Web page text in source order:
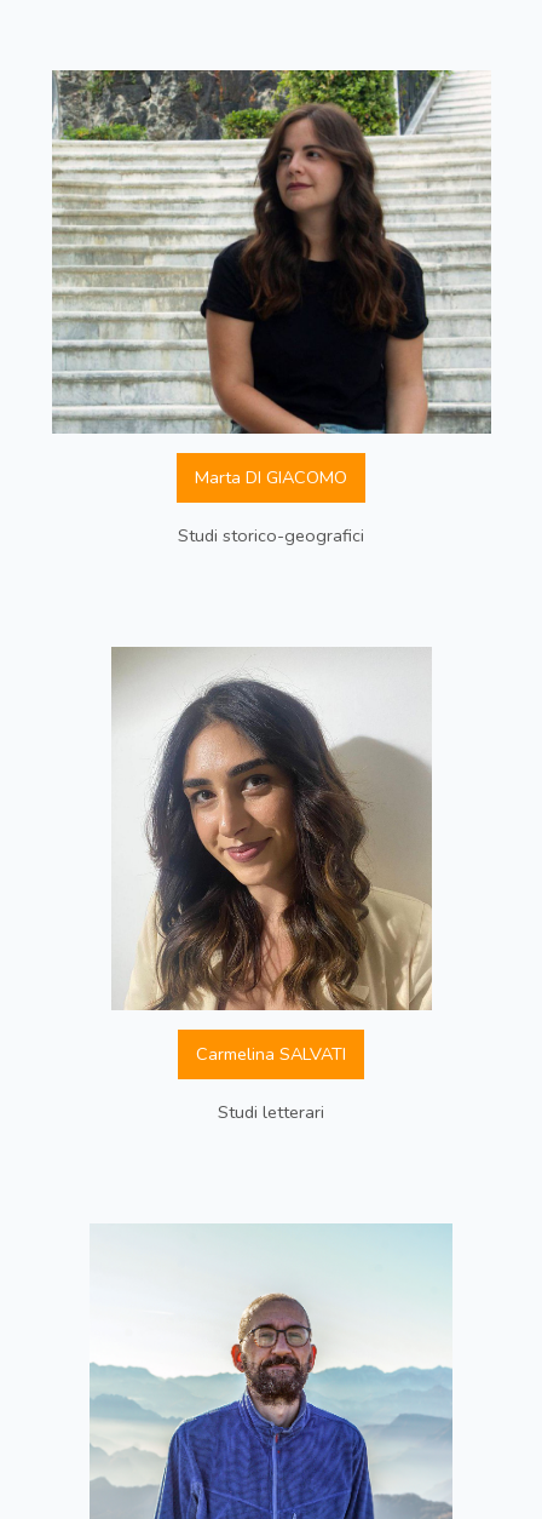
Marta DI GIACOMO
Studi storico-geografici
Carmelina SALVATI
Studi letterari